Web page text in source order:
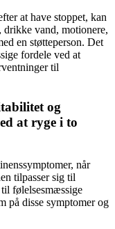
at have stoppet, kan
vand, motionere,
en støtteperson. Det
fordele ved at
til
og
at ryge i to
når
tilpasser sig til
følelsesmæssige
på disse symptomer og